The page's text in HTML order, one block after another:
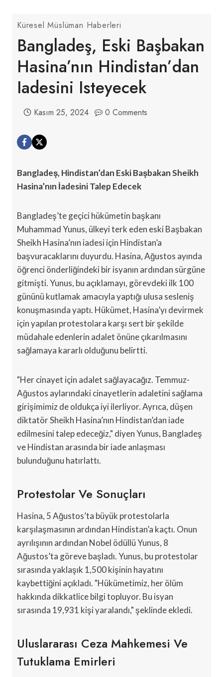
Küresel Müslüman Haberleri
Bangladeş, Eski Başbakan
Hasina’nın Hindistan’dan
Iadesini Isteyecek
Kasım 25, 2024 0 Comments
Bangladeş, Hindistan’dan Eski Başbakan Sheikh
Hasina’nın İadesini Talep Edecek
Bangladeş’te geçici hükümetin başkanı
Muhammad Yunus, ülkeyi terk eden eski Başbakan
Sheikh Hasina’nın iadesi için Hindistan’a
başvuracaklarını duyurdu. Hasina, Ağustos ayında
öğrenci önderliğindeki bir isyanın ardından sürgüne
gitmişti. Yunus, bu açıklamayı, görevdeki ilk 100
gününü kutlamak amacıyla yaptığı ulusa sesleniş
konuşmasında yaptı. Hükümet, Hasina’yı devirmek
için yapılan protestolara karşı sert bir şekilde
müdahale edenlerin adalet önüne çıkarılmasını
sağlamaya kararlı olduğunu belirtti.
"Her cinayet için adalet sağlayacağız. Temmuz-
Ağustos aylarındaki cinayetlerin adaletini sağlama
girişimimiz de oldukça iyi ilerliyor. Ayrıca, düşen
diktatör Sheikh Hasina’nın Hindistan’dan iade
edilmesini talep edeceğiz," diyen Yunus, Bangladeş
ve Hindistan arasında bir iade anlaşması
bulunduğunu hatırlattı.
Protestolar Ve Sonuçları
Hasina, 5 Ağustos’ta büyük protestolarla
karşılaşmasının ardından Hindistan’a kaçtı. Onun
ayrılışının ardından Nobel ödüllü Yunus, 8
Ağustos’ta göreve başladı. Yunus, bu protestolar
sırasında yaklaşık 1,500 kişinin hayatını
kaybettiğini açıkladı. "Hükümetimiz, her ölüm
hakkında dikkatlice bilgi topluyor. Bu isyan
sırasında 19,931 kişi yaralandı," şeklinde ekledi.
Uluslararası Ceza Mahkemesi Ve
Tutuklama Emirleri